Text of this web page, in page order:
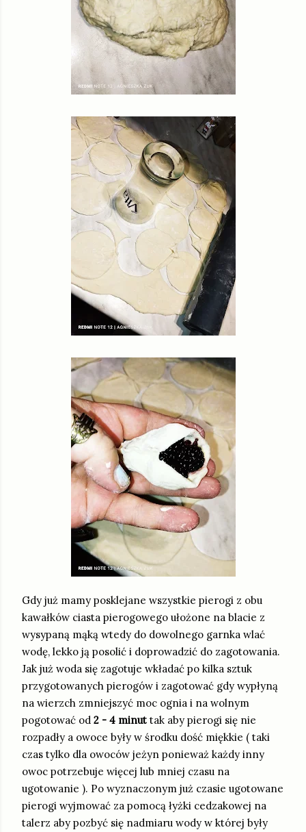
Gdy już mamy posklejane wszystkie pierogi z obu
kawałków ciasta pierogowego ułożone na blacie z
wysypaną mąką wtedy do dowolnego garnka wlać
wodę, lekko ją posolić i doprowadzić do zagotowania.
Jak już woda się zagotuje wkładać po kilka sztuk
przygotowanych pierogów i zagotować gdy wypłyną
na wierzch zmniejszyć moc ognia i na wolnym
pogotować od 2 - 4 minut tak aby pierogi się nie
rozpadły a owoce były w środku dość miękkie ( taki
czas tylko dla owoców jeżyn ponieważ każdy inny
owoc potrzebuje więcej lub mniej czasu na
ugotowanie ). Po wyznaczonym już czasie ugotowane
pierogi wyjmować za pomocą łyżki cedzakowej na
talerz aby pozbyć się nadmiaru wody w której były